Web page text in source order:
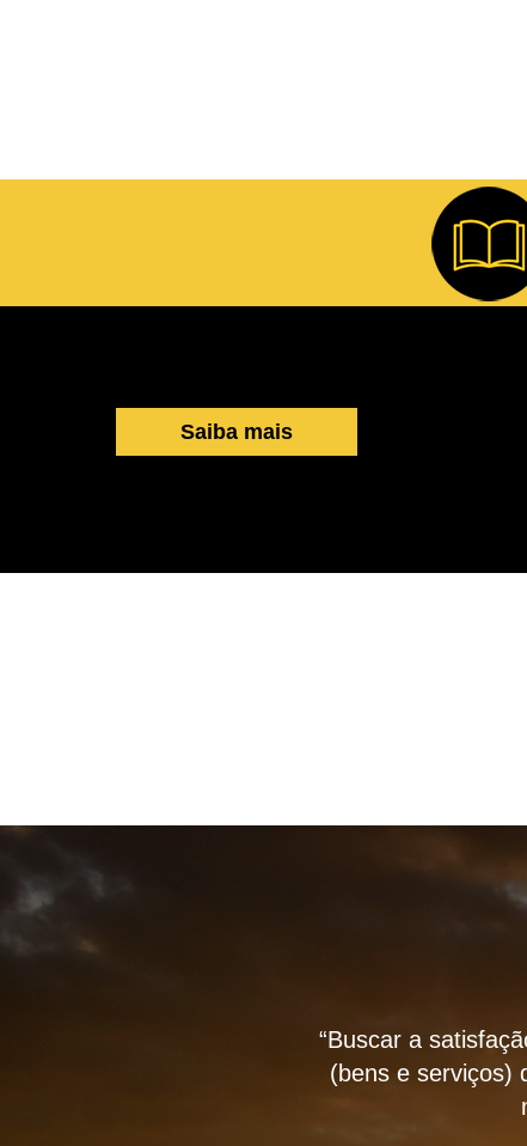
Saiba mais
“Buscar a
(bens e serviços)